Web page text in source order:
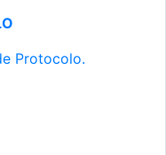
Protocolo.